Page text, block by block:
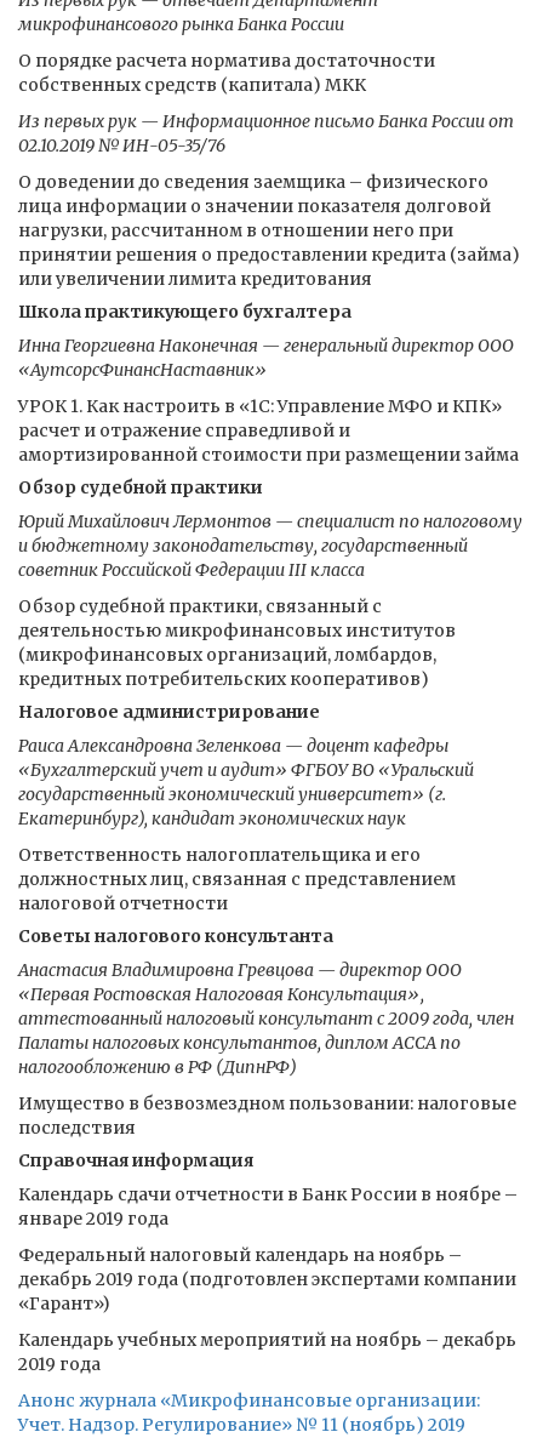
микрофинансового рынка Банка России
О порядке расчета норматива достаточности
собственных средств (капитала) МКК
Из первых рук — Информационное письмо Банка России от
02.10.2019 № ИН-05-35/76
О доведении до сведения заемщика – физического
лица информации о значении показателя долговой
нагрузки, рассчитанном в отношении него при
принятии решения о предоставлении кредита (займа)
или увеличении лимита кредитования
Школа практикующего бухгалтера
Инна Георгиевна Наконечная — генеральный директор ООО
«АутсорсФинансНаставник»
УРОК 1. Как настроить в «1С: Управление МФО и КПК»
расчет и отражение справедливой и
амортизированной стоимости при размещении займа
Обзор судебной практики
Юрий Михайлович Лермонтов — специалист по налоговому
и бюджетному законодательству, государственный
советник Российской Федерации III класса
Обзор судебной практики, связанный с
деятельностью микрофинансовых институтов
(микрофинансовых организаций, ломбардов,
кредитных потребительских кооперативов)
Налоговое администрирование
Раиса Александровна Зеленкова — доцент кафедры
«Бухгалтерский учет и аудит» ФГБОУ ВО «Уральский
государственный экономический университет» (г.
Екатеринбург), кандидат экономических наук
Ответственность налогоплательщика и его
должностных лиц, связанная с представлением
налоговой отчетности
Советы налогового консультанта
Анастасия Владимировна Гревцова — директор ООО
«Первая Ростовская Налоговая Консультация»,
аттестованный налоговый консультант с 2009 года, член
Палаты налоговых консультантов, диплом АССА по
налогообложению в РФ (ДипнРФ)
Имущество в безвозмездном пользовании: налоговые
последствия
Справочная информация
Календарь сдачи отчетности в Банк России в ноябре –
январе 2019 года
Федеральный налоговый календарь на ноябрь –
декабрь 2019 года (подготовлен экспертами компании
«Гарант»)
Календарь учебных мероприятий на ноябрь – декабрь
2019 года
Анонс журнала «Микрофинансовые организации:
Учет. Надзор. Регулирование» № 11 (ноябрь) 2019